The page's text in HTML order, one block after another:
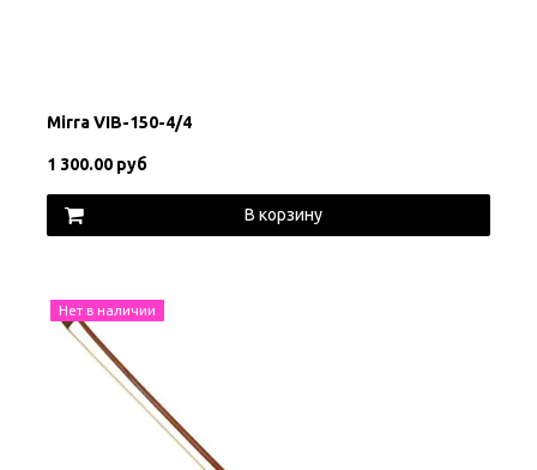
Mirra VIB-150-4/4
1 300.00 руб
В корзину
Нет в наличии